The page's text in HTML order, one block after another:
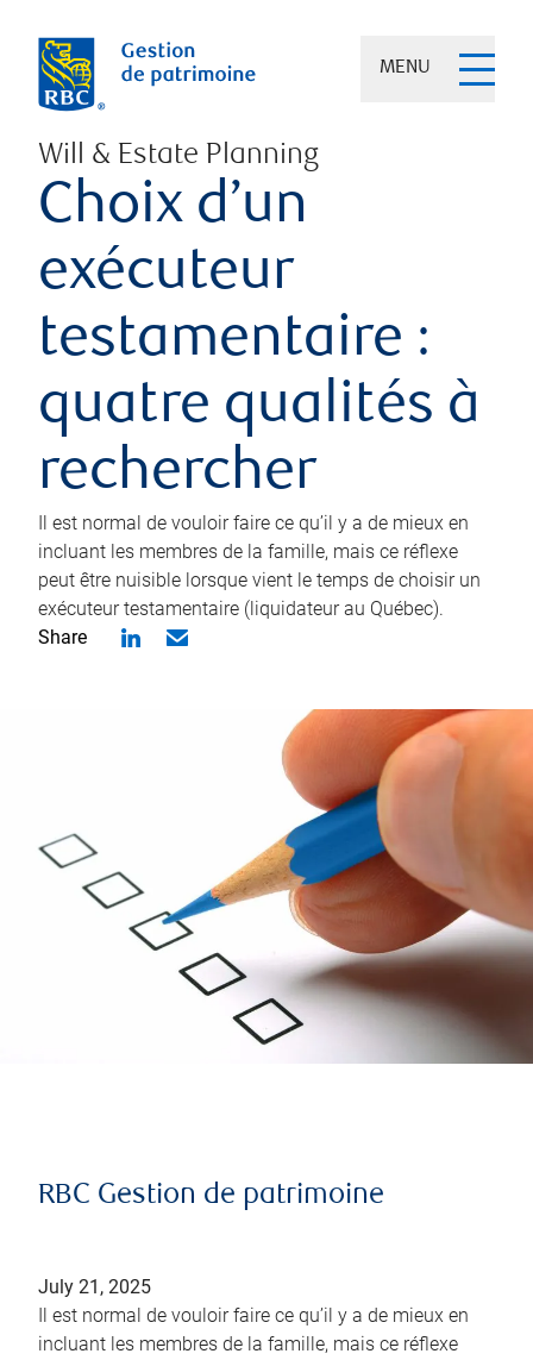
MENU
Will & Estate Planning
Choix d’un
exécuteur
testamentaire :
quatre qualités à
rechercher
Il est normal de vouloir faire ce qu’il y a de mieux en
incluant les membres de la famille, mais ce réflexe
peut être nuisible lorsque vient le temps de choisir un
exécuteur testamentaire (liquidateur au Québec).
Share
RBC Gestion de patrimoine
July 21, 2025
Il est normal de vouloir faire ce qu’il y a de mieux en
incluant les membres de la famille, mais ce réflexe